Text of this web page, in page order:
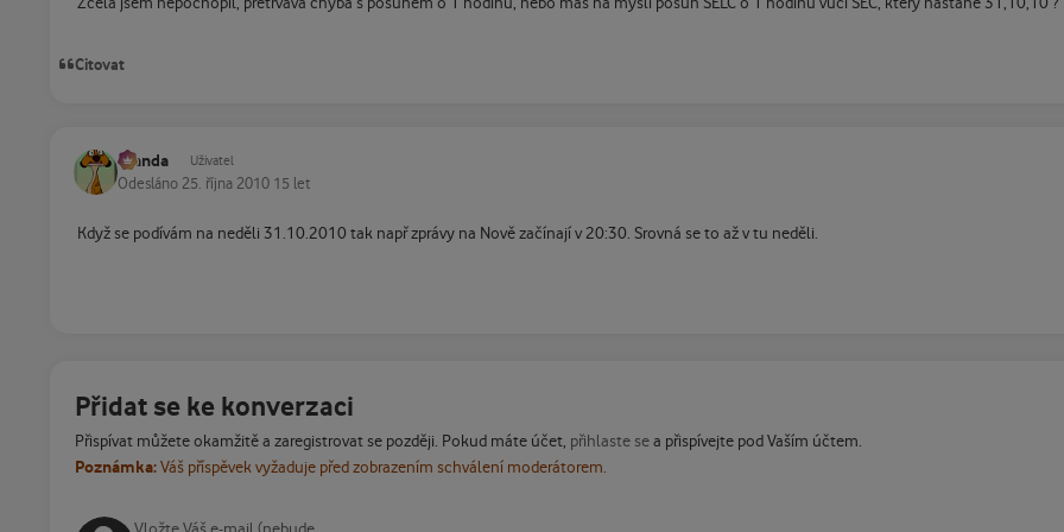
Zcela jsem nepochopil, přetrvává chyba s posunem o 1 hodinu, nebo máš na mysli posun SELČ o 1 hodinu vůči SEČ, který nastane 31,10,10 ?
Citovat
Standa Uživatel
Odesláno 25. října 2010 15 let
Když se podívám na neděli 31.10.2010 tak např zprávy na Nově začínají v 20:30. Srovná se to až v tu neděli.
Přidat se ke konverzaci
Přispívat můžete okamžitě a zaregistrovat se později. Pokud máte účet, přihlaste sea přispívejte pod Vaším účtem.
Poznámka:Váš příspěvek vyžaduje před zobrazením schválení moderátorem.